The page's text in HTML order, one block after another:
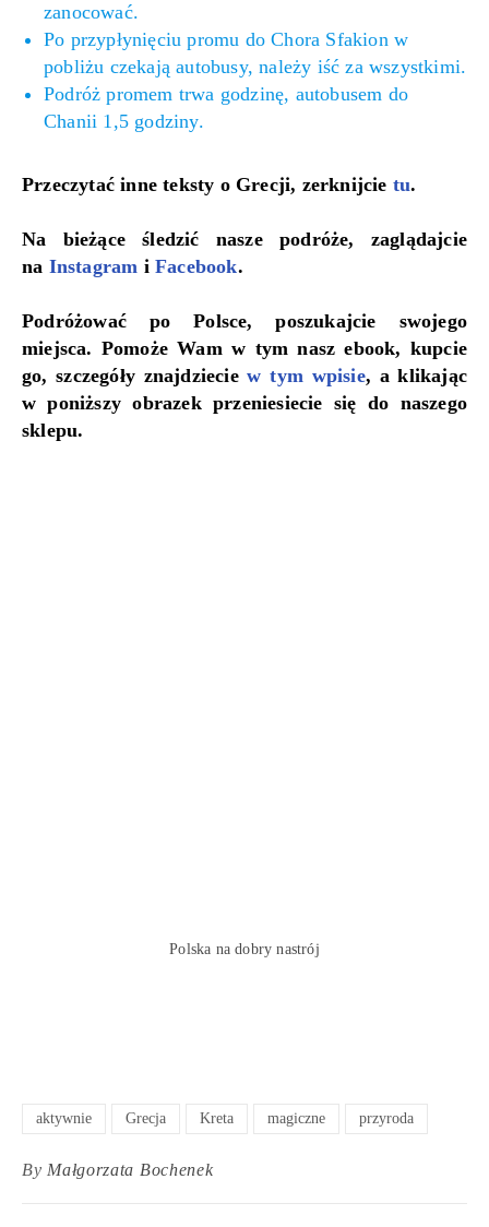
zanocować.
Po przypłynięciu promu do Chora Sfakion w
pobliżu czekają autobusy, należy iść za wszystkimi.
Podróż promem trwa godzinę, autobusem do
Chanii 1,5 godziny.
Przeczytać inne teksty o Grecji, zerknijcie tu.
Na bieżące śledzić nasze podróże, zaglądajcie
na Instagram iFacebook.
Podróżować po Polsce, poszukajcie swojego
miejsca. Pomoże Wam w tym nasz ebook, kupcie
go, szczegóły znajdzieciew tym wpisie, a klikając
w poniższy obrazek przeniesiecie się do naszego
sklepu.
Polska na dobry nastrój
aktywnie Grecja Kreta magiczne przyroda
By Małgorzata Bochenek